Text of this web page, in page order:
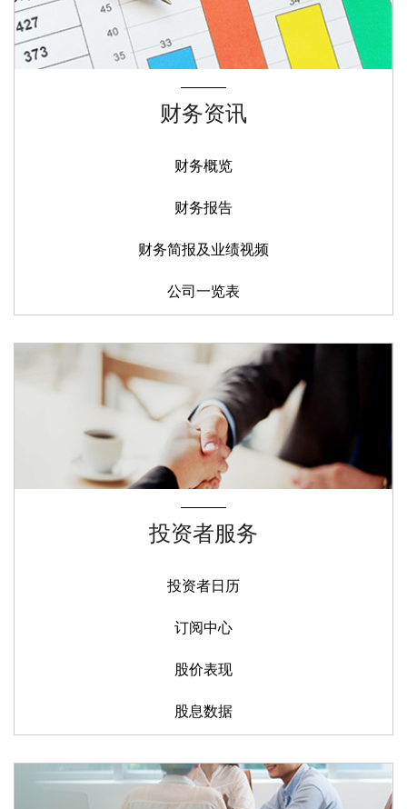
财务资讯
财务概览
财务报告
财务简报及业绩视频
公司一览表
投资者服务
投资者日历
订阅中心
股价表现
股息数据